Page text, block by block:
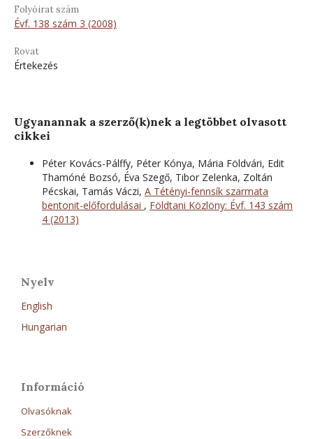
Folyóirat szám
Évf. 138 szám 3 (2008)
Rovat
Értekezés
Ugyanannak a szerző(k)nek a legtöbbet olvasott
cikkei
Péter Kovács-Pálffy, Péter Kónya, Mária Földvári, Edit
Thamóné Bozsó, Éva Szegő, Tibor Zelenka, Zoltán
Pécskai, Tamás Váczi, A Tétényi-fennsík szarmata
bentonit-előfordulásai , Földtani Közlöny: Évf. 143 szám
4 (2013)
Nyelv
English
Hungarian
Információ
Olvasóknak
Szerzőknek